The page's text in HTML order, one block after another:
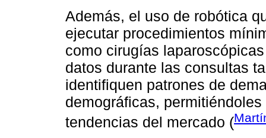
Además, el uso de robótica
ejecutar procedimientos
como cirugías
datos durante las consultas
identifiquen patrones de
demográficas,
tendencias del mercado (